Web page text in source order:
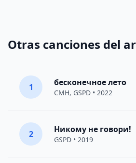
Otras canciones del
1 бесконечное лето
CMH, GSPD • 2022
2 Никому не говори!
GSPD • 2019